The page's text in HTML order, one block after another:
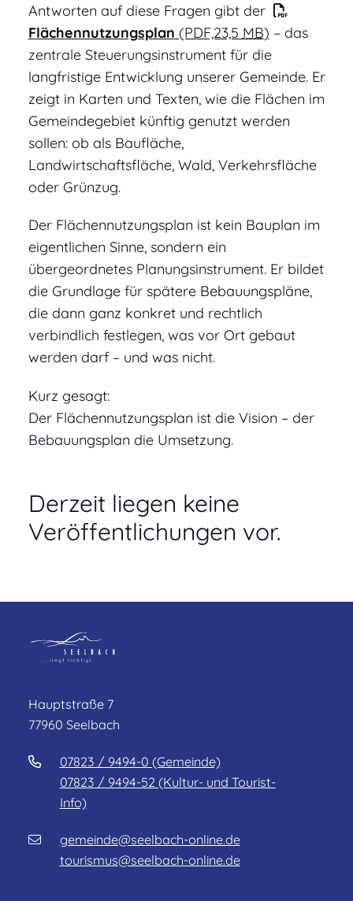
Antworten auf diese Fragen gibt der
Flächennutzungsplan (PDF,23,5 MB) – das
zentrale Steuerungsinstrument für die
langfristige Entwicklung unserer Gemeinde. Er
zeigt in Karten und Texten, wie die Flächen im
Gemeindegebiet künftig genutzt werden
sollen: ob als Baufläche,
Landwirtschaftsfläche, Wald, Verkehrsfläche
oder Grünzug.
Der Flächennutzungsplan ist kein Bauplan im
eigentlichen Sinne, sondern ein
übergeordnetes Planungsinstrument. Er bildet
die Grundlage für spätere Bebauungspläne,
die dann ganz konkret und rechtlich
verbindlich festlegen, was vor Ort gebaut
werden darf – und was nicht.
Kurz gesagt:
Der Flächennutzungsplan ist die Vision – der
Bebauungsplan die Umsetzung.
Derzeit liegen keine
Veröffentlichungen vor.
Hauptstraße 7
77960 Seelbach
07823 / 9494-0 (Gemeinde)
07823 / 9494-52 (Kultur- und Tourist-
Info)
gemeinde@seelbach-online.de
tourismus@seelbach-online.de